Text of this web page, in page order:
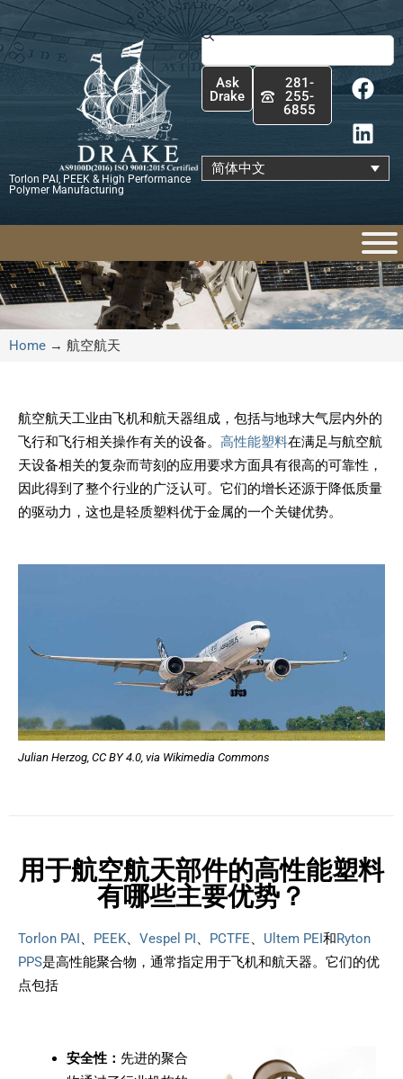
跳
至
内
Torlon PAI, PEEK & High Performance
Polymer Manufacturing
Search
Ask
Drake
281-
255-
6855
F
a
c
e
b
o
k
L
i
n
k
e
d
n
简体中文
Home → 航空航天
航空航天工业由飞机和航天器组成，包括与地球大气层内外的
飞行和飞行相关操作有关的设备。 高性能塑料在满足与航空航
天设备相关的复杂而苛刻的应用要求方面具有很高的可靠性，
因此得到了整个行业的广泛认可。它们的增长还源于降低质量
的驱动力，这也是轻质塑料优于金属的一个关键优势。
Julian Herzog, CC BY 4.0, via Wikimedia Commons
用于航空航天部件的高性能塑料
有哪些主要优势？
Torlon PAI、 PEEK、 Vespel PI、 PCTFE、 Ultem PEI和Ryton
PPS是高性能聚合物，通常指定用于飞机和航天器。它们的优
点包括
安全性： 先进的聚合